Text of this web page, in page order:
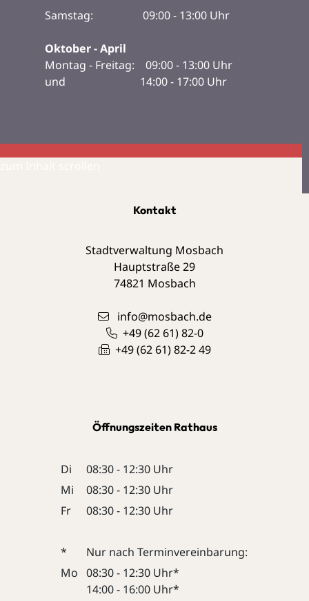
Samstag: 09:00 - 13:00 Uhr
Oktober - April
Montag - Freitag: 09:00 - 13:00 Uhr
und 14:00 - 17:00 Uhr
Kontakt
Stadtverwaltung Mosbach
Hauptstraße 29
74821 Mosbach
info@mosbach.de
+49 (62 61) 82-0
+49 (62 61) 82-2 49
Öffnungszeiten Rathaus
Di
08:30 - 12:30 Uhr
Mi
08:30 - 12:30 Uhr
Fr
08:30 - 12:30 Uhr
*
Nur nach Terminvereinbarung:
Mo 08:30 - 12:30 Uhr*
14:00 - 16:00 Uhr*